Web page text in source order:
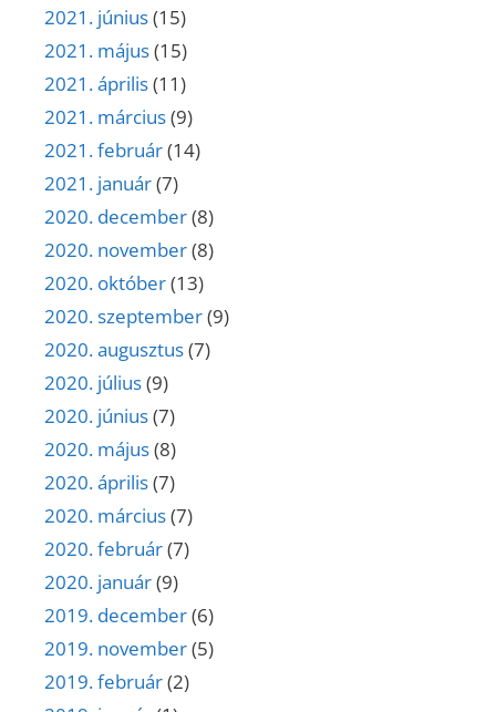
2021. június(15)
2021. május(15)
2021. április(11)
2021. március(9)
2021. február(14)
2021. január(7)
2020. december(8)
2020. november(8)
2020. október(13)
2020. szeptember(9)
2020. augusztus(7)
2020. július(9)
2020. június(7)
2020. május(8)
2020. április(7)
2020. március(7)
2020. február(7)
2020. január(9)
2019. december(6)
2019. november(5)
2019. február(2)